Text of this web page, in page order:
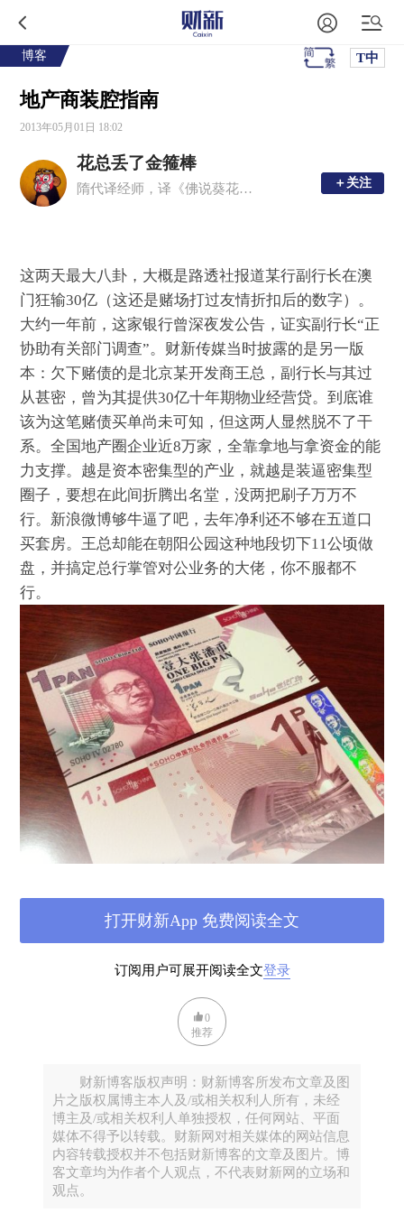
博客 T中
地产商装腔指南
2013年05月01日 18:02
花总丢了金箍棒
隋代译经师，译《佛说葵花无量逼经》，永堕轮回。新浪微博：@花总丢了金箍棒 ＋关注
＋关注
这两天最大八卦，大概是路透社报道某行副行长在澳
门狂输30亿（这还是赌场打过友情折扣后的数字）。
大约一年前，这家银行曾深夜发公告，证实副行长“正
协助有关部门调查”。财新传媒当时披露的是另一版
本：欠下赌债的是北京某开发商王总，副行长与其过
从甚密，曾为其提供30亿十年期物业经营贷。到底谁
该为这笔赌债买单尚未可知，但这两人显然脱不了干
系。全国地产圈企业近8万家，全靠拿地与拿资金的能
力支撑。越是资本密集型的产业，就越是装逼密集型
圈子，要想在此间折腾出名堂，没两把刷子万万不
行。新浪微博够牛逼了吧，去年净利还不够在五道口
买套房。王总却能在朝阳公园这种地段切下11公顷做
盘，并搞定总行掌管对公业务的大佬，你不服都不
行。
就经营性土地来说，一般企业都靠招拍挂拿地，71号
令和31号文出台前，有门路的开发商还可以靠协议出
让抢地。按道理政策一出台这条路就堵死了，可真正
地产吧，深南大道彩田路上那个“星X世纪”，人家就是
在71号令后靠协议拿到的。就算台面上都招拍挂了，
一种逼格是直接收有土地的公司，万X去年平均两周并
购一家公司就是榜样，但这种逼格只有财大气粗的高
级Ber才玩得起。高级Ber Plus还玩囤地，都说土地闲
置期不能超两年，但南昌红谷滩那个香X里拉项目就能
拖4年，第一次deadline，开发商搞个开工仪式就混了
订阅用户可展开阅读全文登录
打开财新App 免费阅读全文
0
推荐
财新博客版权声明：财新博客所发布文章及图
片之版权属博主本人及/或相关权利人所有，未经
博主及/或相关权利人单独授权，任何网站、平面
媒体不得予以转载。财新网对相关媒体的网站信息
内容转载授权并不包括财新博客的文章及图片。博
客文章均为作者个人观点，不代表财新网的立场和
观点。